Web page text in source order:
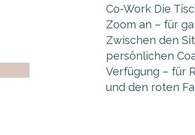
Co-Work Die
Zoom an – für
Zwischen den
persönlichen
Verfügung – für
und den roten